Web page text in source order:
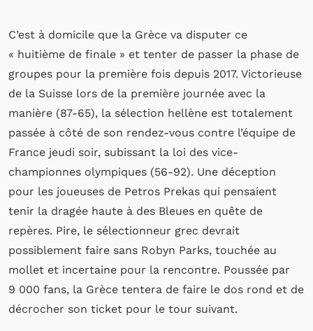
C’est à domicile que la Grèce va disputer ce
« huitième de finale » et tenter de passer la phase de
groupes pour la première fois depuis 2017. Victorieuse
de la Suisse lors de la première journée avec la
manière (87-65), la sélection hellène est totalement
passée à côté de son rendez-vous contre l’équipe de
France jeudi soir, subissant la loi des vice-
championnes olympiques (56-92). Une déception
pour les joueuses de Petros Prekas qui pensaient
tenir la dragée haute à des Bleues en quête de
repères. Pire, le sélectionneur grec devrait
possiblement faire sans Robyn Parks, touchée au
mollet et incertaine pour la rencontre. Poussée par
9 000 fans, la Grèce tentera de faire le dos rond et de
décrocher son ticket pour le tour suivant.